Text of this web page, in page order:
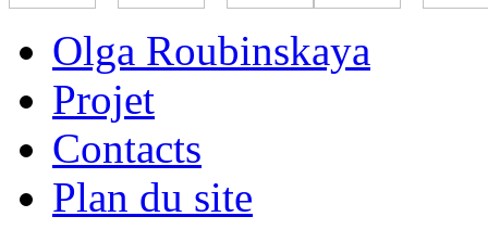
Olga Roubinskaya
Projet
Contacts
Plan du site